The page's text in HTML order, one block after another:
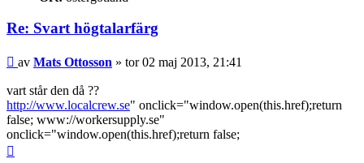
Re: Svart högtalarfärg
Inlägg
av Mats Ottosson » tor 02 maj 2013, 21:41
vart står den då ??
http://www.localcrew.se" onclick="window.open(this.href);return
false; www://workersupply.se"
onclick="window.open(this.href);return false;